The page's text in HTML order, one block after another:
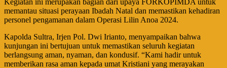
Kegiatan ini merupakan bagian dari upaya FORKOPIMDA untuk
memantau situasi perayaan Ibadah Natal dan memastikan kehadiran
personel pengamanan dalam Operasi Lilin Anoa 2024.
Kapolda Sultra, Irjen Pol. Dwi Irianto, menyampaikan bahwa
kunjungan ini bertujuan untuk memastikan seluruh kegiatan
berlangsung aman, nyaman, dan kondusif. “Kami hadir untuk
memberikan rasa aman kepada umat Kristiani yang merayakan